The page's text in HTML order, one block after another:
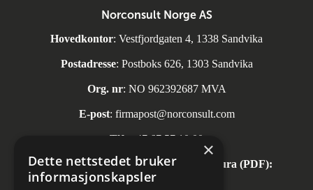
Norconsult Norge AS
Hovedkontor: Vestfjordgaten 4, 1338 Sandvika
Postadresse: Postboks 626, 1303 Sandvika
Org. nr: NO 962392687 MVA
E-post: firmapost@norconsult.com
Tlf: +47 67 57 10 00
Automatisk mottak av inngående faktura (PDF):
invoice.no@norconsult.com
×
Dette nettstedet bruker
informasjonskapsler